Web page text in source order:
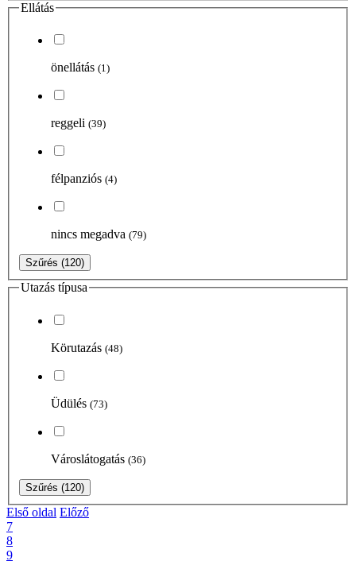
Ellátás
önellátás (1)
reggeli (39)
félpanziós (4)
nincs megadva (79)
Szűrés (120)
Utazás típusa
Körutazás (48)
Üdülés (73)
Városlátogatás (36)
Szűrés (120)
Első oldal Előző
7
8
9